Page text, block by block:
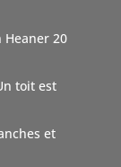
des causes
et culturelles
soutien,
Heaner 20
toit est
et